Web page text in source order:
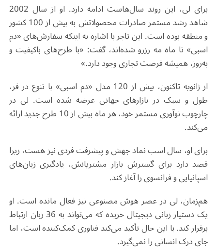
برای لی، این روند سال‌هاست ادامه دارد. او از سال 2002
شاهد رشد مستمر صادرات محصولاتش به بیش از 100 کشور
و منطقه بوده است. این تاجر با اشاره به اینکه سفارش‌های «دم
اسبی» تا ماه مه رزرو شده‌اند، گفت: «با طرح‌های باکیفیت و
به‌روز، همیشه فرصت تجاری وجود دارد.
»
از ژانویه تاکنون، بیش از 120 مدل «دم اسبی» با تنوع در فر،
طول و سبک در بازارهای جهانی عرضه شده است. لی در
چارچوب نوآوری مستمر خود، هر ماه بیش از 10 طرح جدید ارائه
می‌کند.
برای او، سال اسب نماد جهش و پیشرفت فردی نیز هست، زیرا
قصد دارد برای گسترش بازار مشتریانش، یادگیری زبان‌های
اسپانیایی و فرانسوی را آغاز کند.
هم‌زمان، لی در عصر هوش مصنوعی نیز فعال مانده است. او
یک دستیار زبانی دیجیتال خریده که می‌تواند به 36 زبان ارتباط
برقرار کند. با این حال تأکید می‌کند فناوری کمک‌کننده است، اما
جای درک انسانی را نمی‌گیرد.